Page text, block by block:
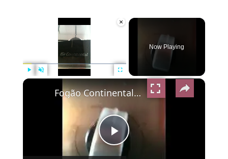
×
Now Playing
×
Play
Fogão Continental - Blog Manga com Pimenta